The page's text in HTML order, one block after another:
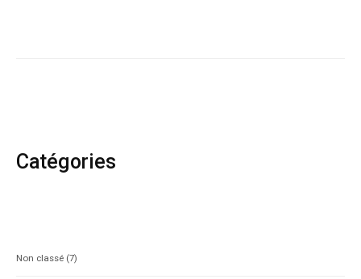
Catégories
Non classé (7)